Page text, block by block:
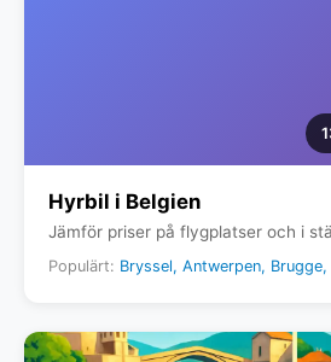
Hyrbil i Belgien
Jämför priser på flygplatser och i
Populärt: Bryssel, Antwerpen, Brugge,